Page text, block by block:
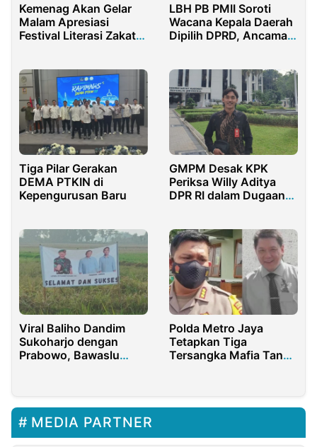
Kemenag Akan Gelar
Malam Apresiasi
Festival Literasi Zakat
LBH PB PMII Soroti
Wacana Kepala Daerah
Dipilih DPRD, Ancaman
Tiga Pilar Gerakan
DEMA PTKIN di
Kepengurusan Baru
GMPM Desak KPK
Periksa Willy Aditya
DPR RI dalam Dugaan
Viral Baliho Dandim
Sukoharjo dengan
Prabowo, Bawaslu
Polda Metro Jaya
Tetapkan Tiga
Tersangka Mafia Tanah
MEDIA PARTNER